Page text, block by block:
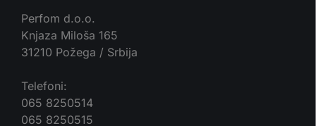
Perfom d.o.o.
Knjaza Miloša 165
31210 Požega / Srbija
Telefoni:
065 8250514
065 8250515